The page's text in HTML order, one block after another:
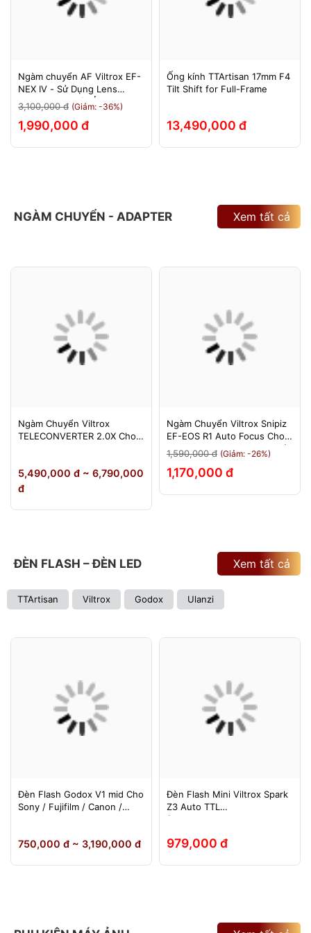
Ngàm chuyển AF Viltrox EF-
NEX IV - Sử Dụng Lens
Canon Trên Máy Ảnh Sony
E-Mount - Bảo Hành 12
Tháng.
3,100,000 đ (Giảm: -36%)
1,990,000 đ
Ống kính TTArtisan 17mm F4
Tilt Shift for Full-Frame
13,490,000 đ
NGÀM CHUYỂN - ADAPTER Xem tất cả
Ngàm Chuyển Viltrox
TELECONVERTER 2.0X Cho
Tháng
5,490,000 đ ~ 6,790,000
đ
Ngàm Chuyển Viltrox Snipiz
EF-EOS R1 Auto Focus Cho
Canon EOS R/RP/R5/R6 - Bảo
Hành 12 Tháng 1 Đổi 1
1,590,000 đ (Giảm: -26%)
1,170,000 đ
ĐÈN FLASH – ĐÈN LED
TTArtisan Viltrox Godox Ulanzi
Xem tất cả
Đèn Flash Godox V1 mid Cho
Sony / Fujifilm / Canon /
750,000 đ ~ 3,190,000 đ
Đèn Flash Mini Viltrox Spark
Z3 Auto TTL
(Fuji/Sony/Canon/Nikon)
979,000 đ